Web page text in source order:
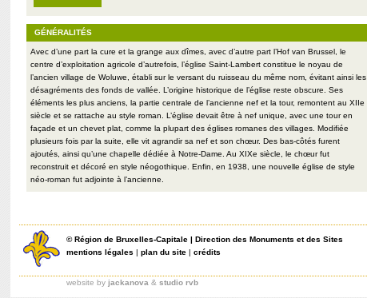
GÉNÉRALITÉS
Avec d’une part la cure et la grange aux dîmes, avec d’autre part l’Hof van Brussel, le
centre d’exploitation agricole d’autrefois, l’église Saint-Lambert constitue le noyau de
l’ancien village de Woluwe, établi sur le versant du ruisseau du même nom, évitant ainsi les
désagréments des fonds de vallée. L’origine historique de l’église reste obscure. Ses
éléments les plus anciens, la partie centrale de l’ancienne nef et la tour, remontent au XIIe
siècle et se rattache au style roman. L’église devait être à nef unique, avec une tour en
façade et un chevet plat, comme la plupart des églises romanes des villages. Modifiée
plusieurs fois par la suite, elle vit agrandir sa nef et son chœur. Des bas-côtés furent
ajoutés, ainsi qu’une chapelle dédiée à Notre-Dame. Au XIXe siècle, le chœur fut
reconstruit et décoré en style néogothique. Enfin, en 1938, une nouvelle église de style
néo-roman fut adjointe à l’ancienne.
©Région de Bruxelles-Capitale | Direction des Monuments et des Sites
mentions légales | plan du site | crédits
website by jackanova & studio rvb